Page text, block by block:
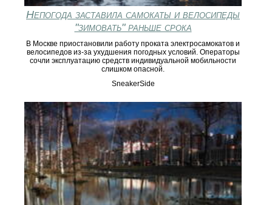
Непогода заставила самокаты и велосипеды
"зимовать" раньше срока
В Москве приостановили работу проката электросамокатов и
велосипедов из-за ухудшения погодных условий. Операторы
сочли эксплуатацию средств индивидуальной мобильности
слишком опасной.
SneakerSide